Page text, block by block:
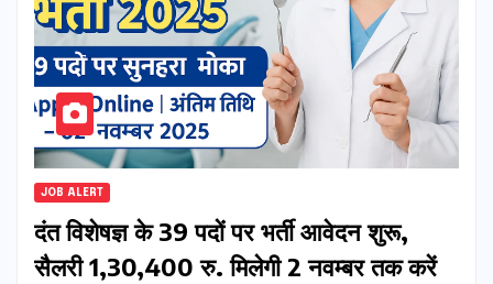
JOB ALERT
दंत विशेषज्ञ के 39 पदों पर भर्ती आवेदन शुरू,
सैलरी 1,30,400 रु. मिलेगी 2 नवम्बर तक करें